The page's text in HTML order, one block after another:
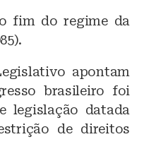
fim do regime da
apontam
brasileiro foi
legislação datada
de direitos